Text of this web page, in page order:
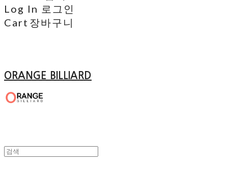
Log In 로그인
Cart 장바구니
ORANGE BILLIARD